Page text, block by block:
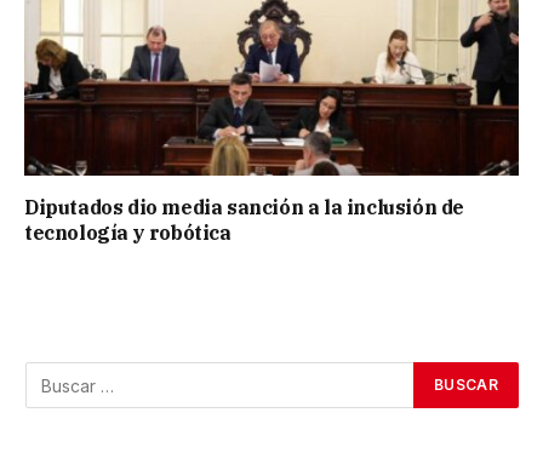
Diputados dio media sanción a la inclusión de
tecnología y robótica